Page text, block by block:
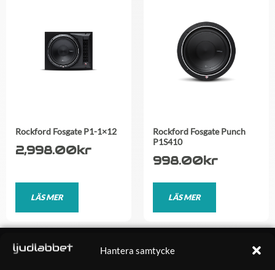
Hantera samtycke
Rockford Fosgate P1-1×12
2,998.00kr
LÄS MER
Rockford Fosgate Punch
P1S410
998.00kr
LÄS MER
OM OSS
Ljudlabbet är en del av Kungshamns Bildepå – Ljudlabbet i